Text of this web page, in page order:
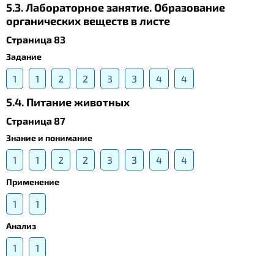
5.3. Лабораторное занятие. Образование
органических веществ в листе
Страница 83
Задание
1 1 2 2 3 3 4 4
5.4. Питание животных
Страница 87
Знание и понимание
1 1 2 2 3 3 4 4
Применение
1 1
Анализ
1 1